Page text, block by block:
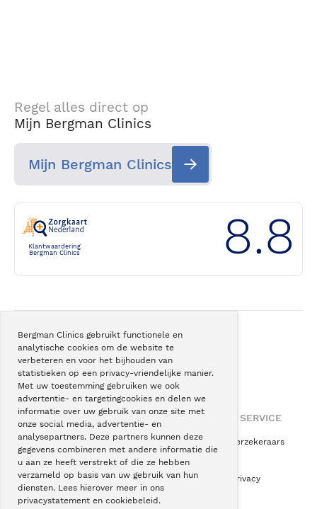
Bergman Clinics gebruikt functionele en
analytische cookies om de website te
verbeteren en voor het bijhouden van
statistieken op een privacy-vriendelijke manier.
Met uw toestemming gebruiken we ook
advertentie- en targetingcookies en delen we
informatie over uw gebruik van onze site met
onze social media, advertentie- en
analysepartners. Deze partners kunnen deze
gegevens combineren met andere informatie die
u aan ze heeft verstrekt of die ze hebben
verzameld op basis van uw gebruik van hun
diensten. Lees hierover meer in ons
privacystatement en cookiebeleid.
Regel alles direct op
Mijn Bergman Clinics
Mijn Bergman Clinics
Klantwaardering
Bergman Clinics
8.8
Onzesuperspecialisatie
helpt u weeractiever leven
OVER BERGMAN CLINICS
Over ons
Vacatures
Kwaliteitsrapportages
Wetenschap & Innovatie
INFORMATIE & SERVICE
Vergoeding zorgverzekeraars
Klachten
Uw rechten en privacy